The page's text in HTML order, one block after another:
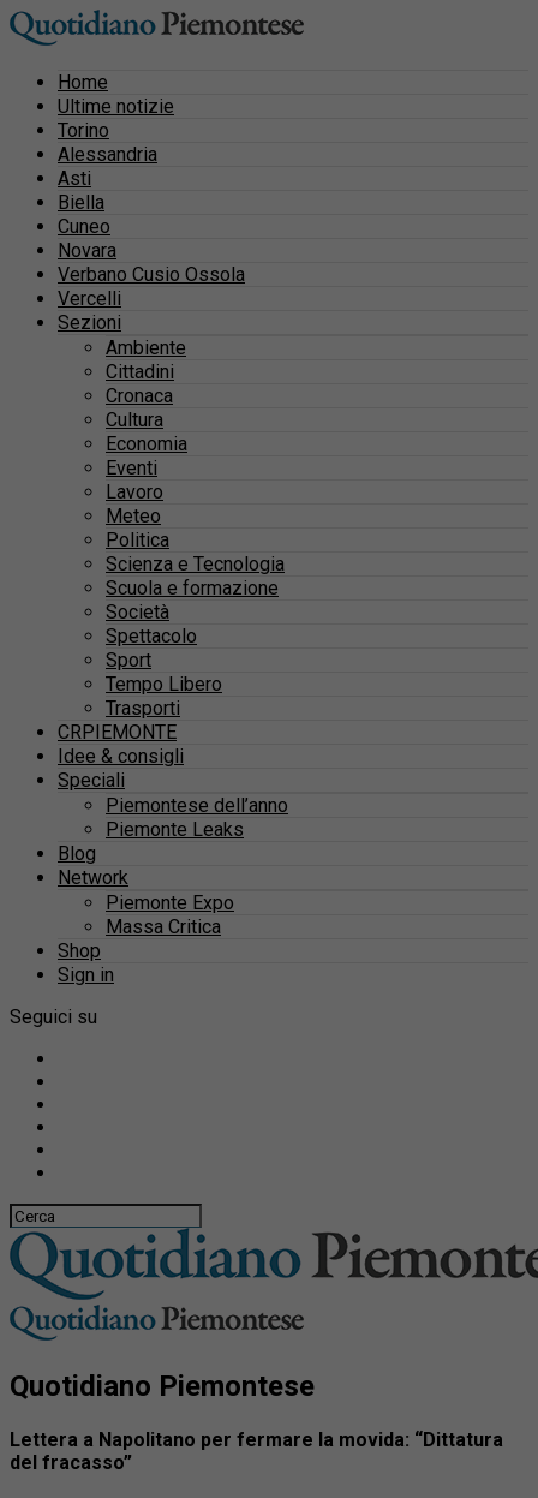
Home
Ultime notizie
Torino
Alessandria
Asti
Biella
Cuneo
Novara
Verbano Cusio Ossola
Vercelli
Sezioni
Ambiente
Cittadini
Cronaca
Cultura
Economia
Eventi
Lavoro
Meteo
Politica
Scienza e Tecnologia
Scuola e formazione
Società
Spettacolo
Sport
Tempo Libero
Trasporti
CRPIEMONTE
Idee & consigli
Speciali
Piemontese dell’anno
Piemonte Leaks
Blog
Network
Piemonte Expo
Massa Critica
Shop
Sign in
Seguici su
Quotidiano Piemontese
Lettera a Napolitano per fermare la movida: “Dittatura
del fracasso”